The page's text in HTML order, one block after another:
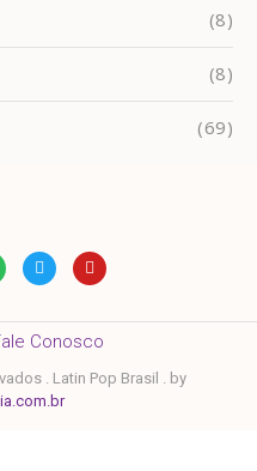
(8)
(8)
(69)
Conosco
. Latin Pop Brasil . by